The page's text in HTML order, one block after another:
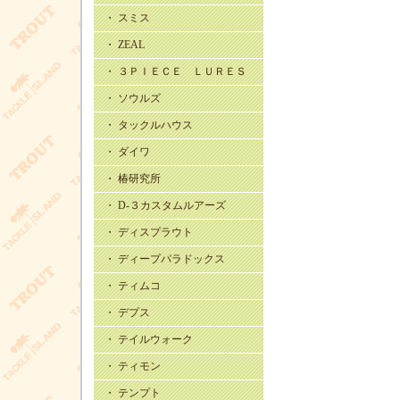
・ スミス
・ ZEAL
・ ３ＰＩＥＣＥ ＬＵＲＥＳ
・ ソウルズ
・ タックルハウス
・ ダイワ
・ 椿研究所
・ D-３カスタムルアーズ
・ ディスプラウト
・ ディープパラドックス
・ ティムコ
・ デプス
・ テイルウォーク
・ ティモン
・ テンプト